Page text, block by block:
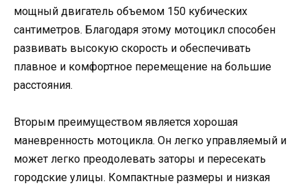
мощный двигатель объемом 150 кубических
сантиметров. Благодаря этому мотоцикл способен
развивать высокую скорость и обеспечивать
плавное и комфортное перемещение на большие
расстояния.
Вторым преимуществом является хорошая
маневренность мотоцикла. Он легко управляемый и
может легко преодолевать заторы и пересекать
городские улицы. Компактные размеры и низкая